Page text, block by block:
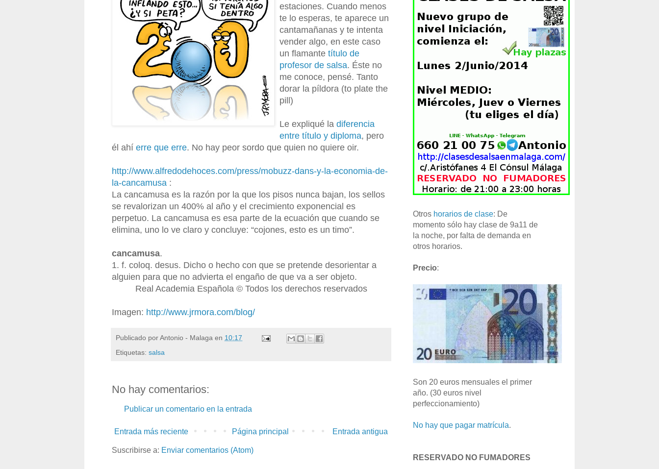
estaciones. Cuando menos
te lo esperas, te aparece un
cantamañanas y te intenta
vender algo, en este caso
un flamante título de
profesor de salsa. Éste no
me conoce, pensé. Tanto
dorar la píldora (to plate the
pill)
Le expliqué la diferencia
entre título y diploma, pero
él ahí erre que erre. No hay peor sordo que quien no quiere oir.
http://www.alfredodehoces.com/press/mobuzz-dans-y-la-economia-de-
la-cancamusa :
La cancamusa es la razón por la que los pisos nunca bajan, los sellos
se revalorizan un 400% al año y el crecimiento exponencial es
perpetuo. La cancamusa es esa parte de la ecuación que cuando se
elimina, uno lo ve claro y concluye: “cojones, esto es un timo”.
cancamusa.
1. f. coloq. desus. Dicho o hecho con que se pretende desorientar a
alguien para que no advierta el engaño de que va a ser objeto.
Real Academia Española © Todos los derechos reservados
Imagen: http://www.jrmora.com/blog/
Publicado porAntonio - Malaga en 10:17
Etiquetas: salsa
No hay comentarios:
Publicar un comentario en la entrada
Entrada más reciente Entrada antigua
Página principal
Suscribirse a: Enviar comentarios (Atom)
Otros horarios de clase: De
momento sólo hay clase de 9a11 de
la noche, por falta de demanda en
otros horarios.
Precio:
Son 20 euros mensuales el primer
año. (30 euros nivel
perfeccionamiento)
No hay que pagar matrícula.
RESERVADO NO FUMADORES